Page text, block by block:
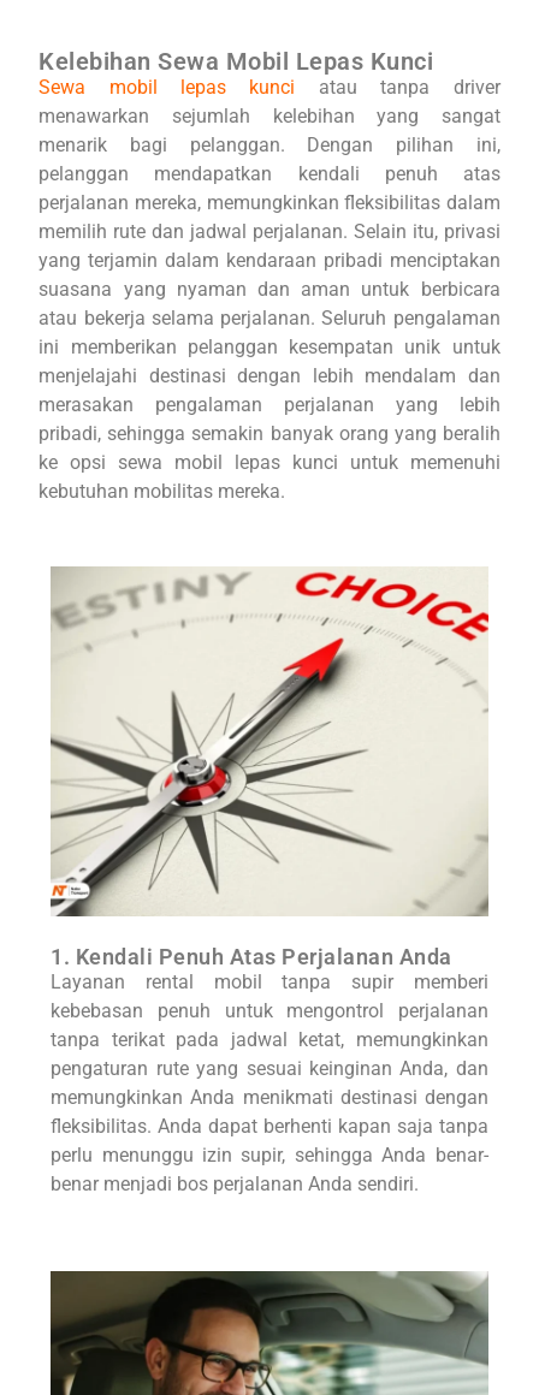
Kelebihan Sewa Mobil Lepas Kunci
Sewa mobil lepas kunci atau tanpa driver
menawarkan sejumlah kelebihan yang sangat
menarik bagi pelanggan. Dengan pilihan ini,
pelanggan mendapatkan kendali penuh atas
perjalanan mereka, memungkinkan fleksibilitas dalam
memilih rute dan jadwal perjalanan. Selain itu, privasi
yang terjamin dalam kendaraan pribadi menciptakan
suasana yang nyaman dan aman untuk berbicara
atau bekerja selama perjalanan. Seluruh pengalaman
ini memberikan pelanggan kesempatan unik untuk
menjelajahi destinasi dengan lebih mendalam dan
merasakan pengalaman perjalanan yang lebih
pribadi, sehingga semakin banyak orang yang beralih
ke opsi sewa mobil lepas kunci untuk memenuhi
kebutuhan mobilitas mereka.
1. Kendali Penuh Atas Perjalanan Anda
Layanan rental mobil tanpa supir memberi
kebebasan penuh untuk mengontrol perjalanan
tanpa terikat pada jadwal ketat, memungkinkan
pengaturan rute yang sesuai keinginan Anda, dan
memungkinkan Anda menikmati destinasi dengan
fleksibilitas. Anda dapat berhenti kapan saja tanpa
perlu menunggu izin supir, sehingga Anda benar-
benar menjadi bos perjalanan Anda sendiri.